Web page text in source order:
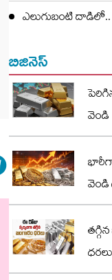
ఎలుగుబంటి దాడిలో..
బిజినెస్
వెండి
వెండి
ధరలు